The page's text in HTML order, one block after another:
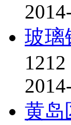
玻璃
1212
黄岛